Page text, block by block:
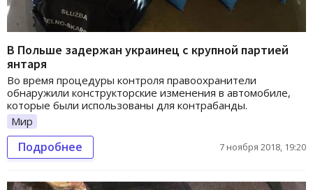
В Польше задержан украинец с крупной партией
янтаря
Во время процедуры контроля правоохранители
обнаружили конструкторские изменения в автомобиле,
которые были использованы для контрабанды.
Мир
Подробнее 7 ноября 2018, 19:20